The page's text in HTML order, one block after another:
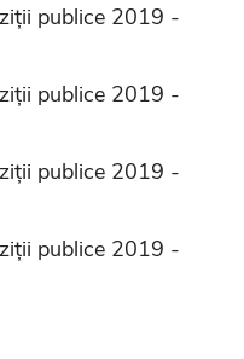
publice 2019 -
publice 2019 -
publice 2019 -
publice 2019 -